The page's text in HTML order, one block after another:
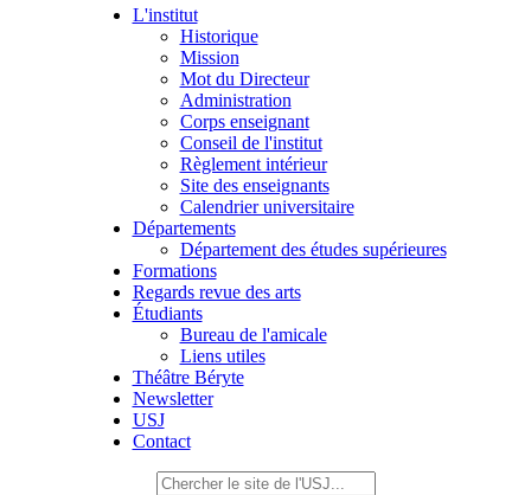
L'institut
Historique
Mission
Mot du Directeur
Administration
Corps enseignant
Conseil de l'institut
Règlement intérieur
Site des enseignants
Calendrier universitaire
Départements
Département des études supérieures
Formations
Regards revue des arts
Étudiants
Bureau de l'amicale
Liens utiles
Théâtre Béryte
Newsletter
USJ
Contact